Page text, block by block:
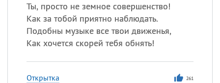
Ты, просто не земное совершенство!
Как за тобой приятно наблюдать.
Подобны музыке все твои движенья,
Как хочется скорей тебя обнять!
Открытка 261